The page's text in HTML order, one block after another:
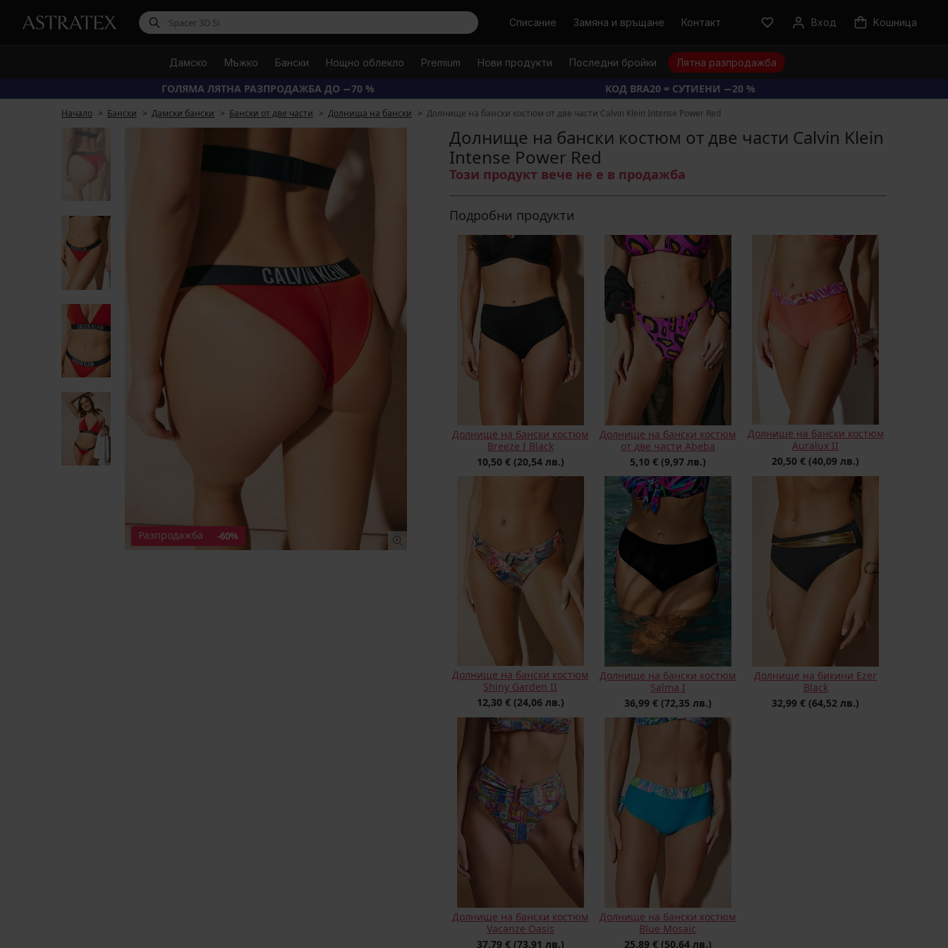
ТърсиСписание Замяна и връщане Контакт Вход Kошница
Дамско Мъжко Бански Нощно облекло Premium Нови продукти Последни бройки Лятна разпродажба
ГОЛЯМА ЛЯТНА РАЗПРОДАЖБА ДО −70 % КОД BRA20 = СУТИЕНИ −20 %
Начало Бански Дамски бански Бански от две части Долнища на бански Долнище на бански костюм от две части Calvin Klein Intense Power Red
Разпродажба -60%
Долнище на бански костюм от две части Calvin Klein
Intense Power Red
Този продукт вече не е в продажба
Подробни продукти
Долнище на бански костюм
Breeze I Black
10,50 € (20,54 лв.)
Долнище на бански костюм
от две части Abeba
5,10 € (9,97 лв.)
Долнище на бански костюм
Auralux II
20,50 € (40,09 лв.)
Долнище на бански костюм
Shiny Garden II
12,30 € (24,06 лв.)
Долнище на бански костюм
Salma I
36,99 € (72,35 лв.)
Долнище на бикини Ezer
Black
32,99 € (64,52 лв.)
Долнище на бански костюм
Vacanze Oasis
37,79 € (73,91 лв.)
Долнище на бански костюм
Blue Mosaic
25,89 € (50,64 лв.)